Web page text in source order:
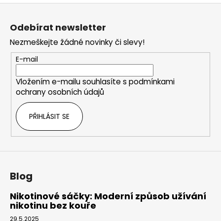
Z
Odebírat newsletter
Nezmeškejte žádné novinky či slevy!
E-mail
Vložením e-mailu souhlasíte s podmínkami
ochrany osobních údajů
PŘIHLÁSIT SE
Blog
Nikotinové sáčky: Moderní způsob užívání
nikotinu bez kouře
29.5.2025